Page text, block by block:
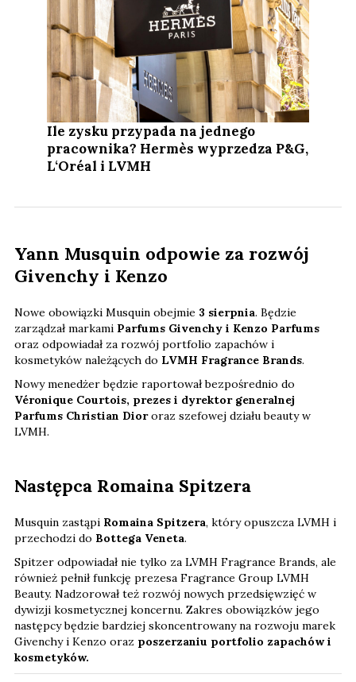
Ile zysku przypada na jednego
pracownika? Hermès wyprzedza P&G,
L‘Oréal i LVMH
Yann Musquin odpowie za rozwój
Givenchy i Kenzo
Nowe obowiązki Musquin obejmie 3 sierpnia. Będzie
zarządzał markami Parfums Givenchy i Kenzo Parfums
oraz odpowiadał za rozwój portfolio zapachów i
kosmetyków należących do LVMH Fragrance Brands.
Nowy menedżer będzie raportował bezpośrednio do
Véronique Courtois, prezes i dyrektor generalnej
Parfums Christian Diororaz szefowej działu beauty w
LVMH.
Następca Romaina Spitzera
Musquin zastąpi Romaina Spitzera, który opuszcza LVMH i
przechodzi do Bottega Veneta.
Spitzer odpowiadał nie tylko za LVMH Fragrance Brands, ale
również pełnił funkcję prezesa Fragrance Group LVMH
Beauty. Nadzorował też rozwój nowych przedsięwzięć w
dywizji kosmetycznej koncernu. Zakres obowiązków jego
następcy będzie bardziej skoncentrowany na rozwoju marek
Givenchy i Kenzo oraz poszerzaniu portfolio zapachów i
kosmetyków.